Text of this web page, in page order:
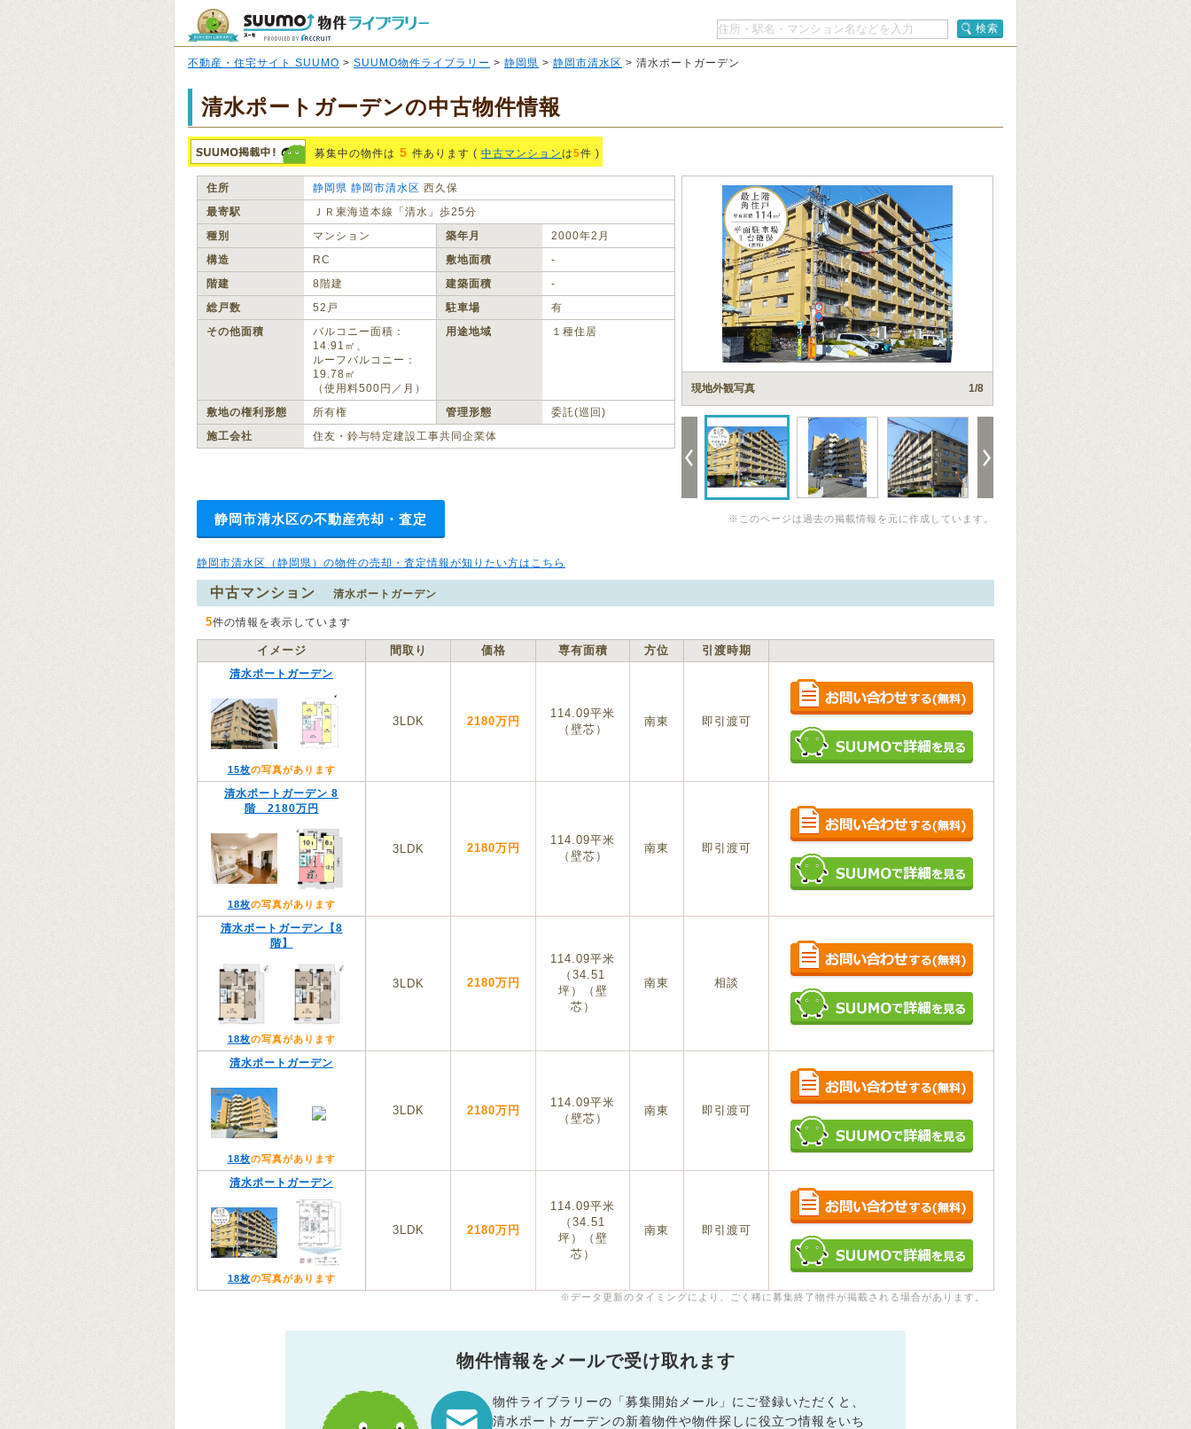
検索
不動産・住宅サイト SUUMO > SUUMO物件ライブラリー > 静岡県 > 静岡市清水区 > 清水ポートガーデン
清水ポートガーデンの中古物件情報
募集中の物件は 5 件あります ( 中古マンションは5件 )
住所 静岡県 静岡市清水区 西久保
最寄駅
ＪＲ東海道本線「清水」歩25分
種別
マンション 築年月
2000年2月
構造
RC 敷地面積
‐
階建
8階建 建築面積
‐
総戸数
52戸 駐車場
有
その他面積
バルコニー面積：
14.91㎡、
ルーフバルコニー：
19.78㎡
（使用料500円／月）
用途地域 １種住居
敷地の権利形態 所有権 管理形態
委託(巡回)
施工会社
住友・鈴与特定建設工事共同企業体
現地外観写真 1/8
※このページは過去の掲載情報を元に作成しています。
静岡市清水区の不動産売却・査定
静岡市清水区（静岡県）の物件の売却・査定情報が知りたい方はこちら
中古マンション 清水ポートガーデン
5件の情報を表示しています
イメージ 間取り 価格 専有面積 方位 引渡時期
清水ポートガーデン
15枚の写真があります
3LDK 2180万円
114.09平米
（壁芯）
南東 即引渡可
清水ポートガーデン 8
階 2180万円
18枚の写真があります
3LDK 2180万円
114.09平米
（壁芯）
南東 即引渡可
清水ポートガーデン【8
階】
18枚の写真があります
3LDK 2180万円
114.09平米
（34.51
坪）（壁
芯）
南東 相談
清水ポートガーデン
18枚の写真があります
3LDK 2180万円
114.09平米
（壁芯）
南東 即引渡可
清水ポートガーデン
18枚の写真があります
3LDK 2180万円
114.09平米
（34.51
坪）（壁
芯）
南東 即引渡可
※データ更新のタイミングにより、ごく稀に募集終了物件が掲載される場合があります。
物件情報をメールで受け取れます
物件ライブラリーの「募集開始メール」にご登録いただくと、
清水ポートガーデンの新着物件や物件探しに役立つ情報をいち